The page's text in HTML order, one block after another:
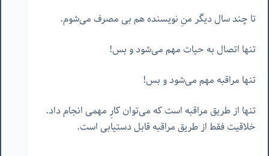
تا چند سال دیگر منِ نویسنده هم بی مصرف می‌شوم.
تنها اتصال به حیات مهم می‌شود و بس!
تنها مراقبه مهم می‌شود و بس!
تنها از طریق مراقبه است که می‌توان کارِ مهمی انجام داد.
خلاقیت فقط از طریق مراقبه قابل دستیابی است.